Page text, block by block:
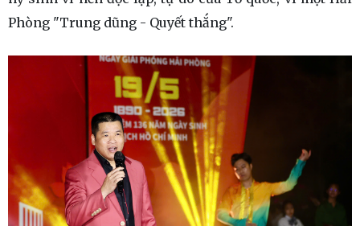
Phòng "Trung dũng - Quyết thắng".